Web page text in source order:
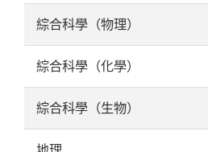
綜合科學（物理）
綜合科學（化學）
綜合科學（生物）